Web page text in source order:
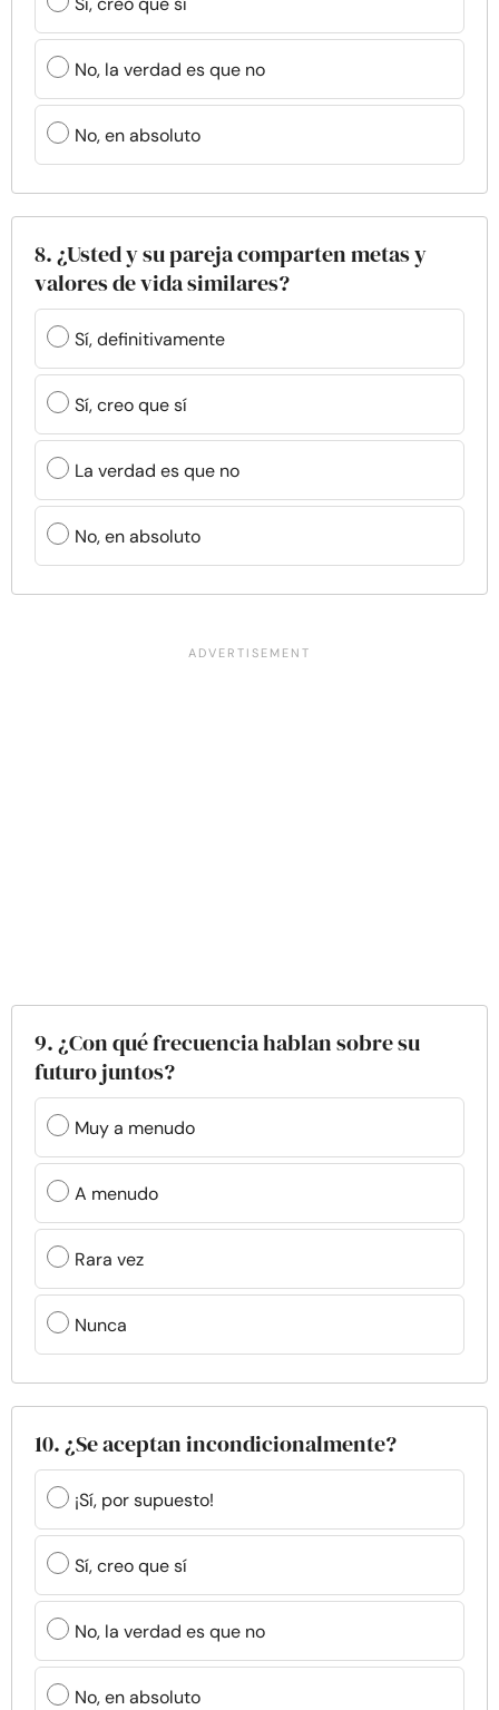
No, la verdad es que no
No, en absoluto
8. ¿Usted y su pareja comparten metas y
valores de vida similares?
Sí, definitivamente
Sí, creo que sí
La verdad es que no
No, en absoluto
9. ¿Con qué frecuencia hablan sobre su
futuro juntos?
Muy a menudo
A menudo
Rara vez
Nunca
10. ¿Se aceptan incondicionalmente?
¡Sí, por supuesto!
Sí, creo que sí
No, la verdad es que no
No, en absoluto